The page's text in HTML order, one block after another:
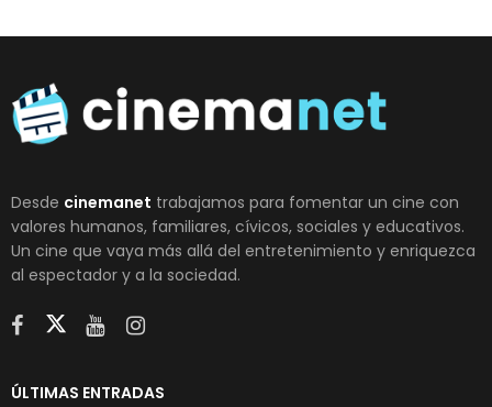
Desde cinemanet trabajamos para fomentar un cine con
valores humanos, familiares, cívicos, sociales y educativos.
Un cine que vaya más allá del entretenimiento y enriquezca
al espectador y a la sociedad.
ÚLTIMAS ENTRADAS